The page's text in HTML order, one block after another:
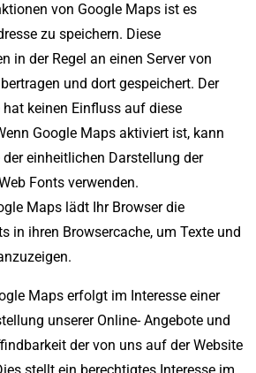
von Google Maps ist es
zu speichern. Diese
in der Regel an einen Server von
und dort gespeichert. Der
hat keinen Einfluss auf diese
Google Maps aktiviert ist, kann
einheitlichen Darstellung der
Fonts verwenden.
Maps lädt Ihr Browser die
in ihren Browsercache, um Texte und
Maps erfolgt im Interesse einer
unserer Online- Angebote und
der von uns auf der Website